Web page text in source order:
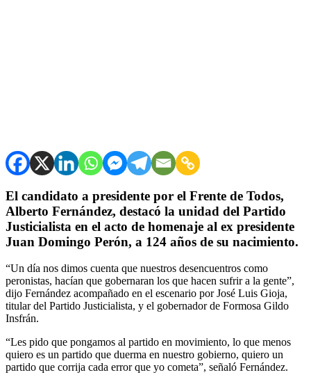
El candidato a presidente por el Frente de Todos,
Alberto Fernández, destacó la unidad del Partido
Justicialista en el acto de homenaje al ex presidente
Juan Domingo Perón, a 124 años de su nacimiento.
“Un día nos dimos cuenta que nuestros desencuentros como
peronistas, hacían que gobernaran los que hacen sufrir a la gente”,
dijo Fernández acompañado en el escenario por José Luis Gioja,
titular del Partido Justicialista, y el gobernador de Formosa Gildo
Insfrán.
“Les pido que pongamos al partido en movimiento, lo que menos
quiero es un partido que duerma en nuestro gobierno, quiero un
partido que corrija cada error que yo cometa”, señaló Fernández.